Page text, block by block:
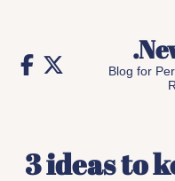
content
Blog for
3 ideas to